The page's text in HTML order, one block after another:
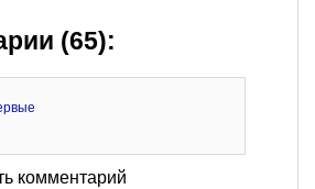
(65):
комментарий